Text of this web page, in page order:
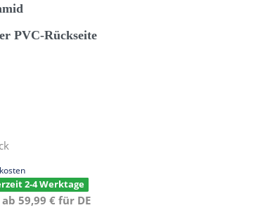
PVC-Rückseite
2-4 Werktage
59,99 € für DE